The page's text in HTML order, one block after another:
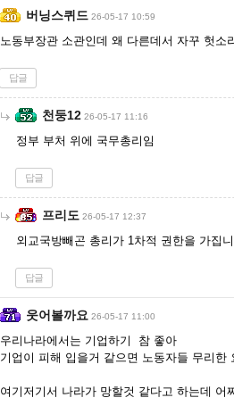
버닝스퀴드 26-05-17 10:59
노동부장관 소관인데 왜 다른데서 자꾸 헛소
답글
천둥12 26-05-17 11:16
정부 부처 위에 국무총리임
답글
프리도 26-05-17 12:37
외교국방빼곤 총리가 1차적 권한을 가집
답글
웃어볼까요 26-05-17 11:00
우리나라에서는 기업하기 참 좋아
기업이 피해 입을거 같으면 노동자들 무리
여기저기서 나라가 망할것 같다고 하는데 어